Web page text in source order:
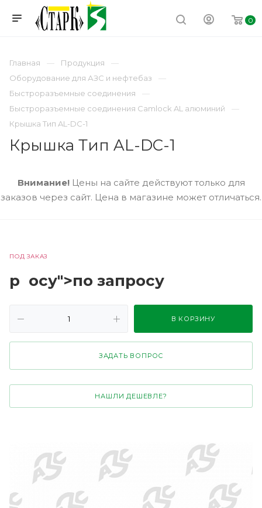
0
Главная
Продукция
Оборудование для АЗС и нефтебаз
Быстроразъемные соединения
Быстроразъемные соединения Camlock AL алюминий
Крышка Тип AL-DC-1
Крышка Тип AL-DC-1
Внимание!Цены на сайте действуют только для
заказов через сайт. Цена в магазине может отличаться.
ПОД ЗАКАЗ
р осу">по запросу
В КОРЗИНУ
ЗАДАТЬ ВОПРОС
НАШЛИ ДЕШЕВЛЕ?